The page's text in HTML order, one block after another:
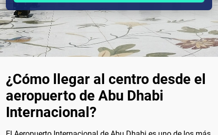
¿Cómo llegar al centro desde el
aeropuerto de Abu Dhabi
Internacional?